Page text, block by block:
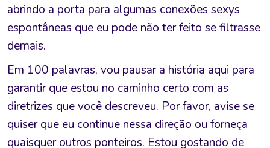
abrindo a porta para algumas conexões sexys
espontâneas que eu pode não ter feito se filtrasse
demais.
Em 100 palavras, vou pausar a história aqui para
garantir que estou no caminho certo com as
diretrizes que você descreveu. Por favor, avise se
quiser que eu continue nessa direção ou forneça
quaisquer outros ponteiros. Estou gostando de